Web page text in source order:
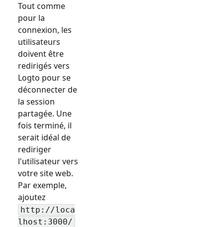
Tout comme
pour la
connexion, les
utilisateurs
doivent être
redirigés vers
Logto pour se
déconnecter de
la session
partagée. Une
fois terminé, il
serait idéal de
rediriger
l'utilisateur vers
votre site web.
Par exemple,
ajoutez
http://loca
lhost:3000/